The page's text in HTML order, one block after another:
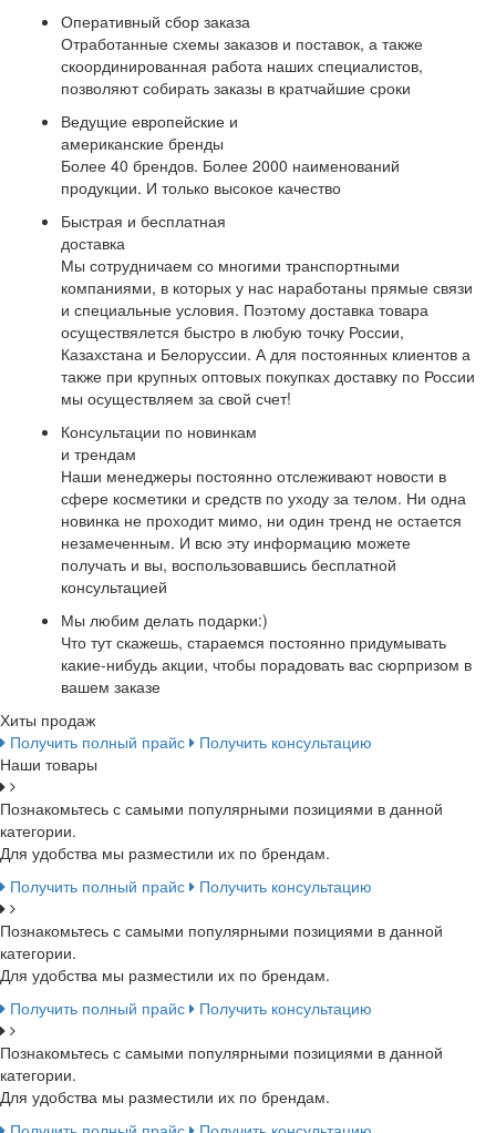
Оперативный сбор заказа
Отработанные схемы заказов и поставок, а также
скоординированная работа наших специалистов,
позволяют собирать заказы в кратчайшие сроки
Ведущие европейские и
американские бренды
Более 40 брендов. Более 2000 наименований
продукции. И только высокое качество
Быстрая и бесплатная
доставка
Мы сотрудничаем со многими транспортными
компаниями, в которых у нас наработаны прямые связи
и специальные условия. Поэтому доставка товара
осуществялется быстро в любую точку России,
Казахстана и Белоруссии. А для постоянных клиентов а
также при крупных оптовых покупках доставку по России
мы осуществляем за свой счет!
Консультации по новинкам
и трендам
Наши менеджеры постоянно отслеживают новости в
сфере косметики и средств по уходу за телом. Ни одна
новинка не проходит мимо, ни один тренд не остается
незамеченным. И всю эту информацию можете
получать и вы, воспользовавшись бесплатной
консультацией
Мы любим делать подарки:)
Что тут скажешь, стараемся постоянно придумывать
какие-нибудь акции, чтобы порадовать вас сюрпризом в
вашем заказе
Хиты продаж
Получить полный прайс
Получить консультацию
Наши товары
Познакомьтесь с самыми популярными позициями в данной
категории.
Для удобства мы разместили их по брендам.
Получить полный прайс
Получить консультацию
Познакомьтесь с самыми популярными позициями в данной
категории.
Для удобства мы разместили их по брендам.
Получить полный прайс
Получить консультацию
Познакомьтесь с самыми популярными позициями в данной
категории.
Для удобства мы разместили их по брендам.